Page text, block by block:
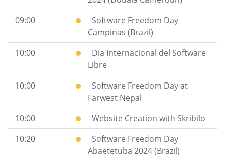
09:00
Software Freedom Day
Campinas (Brazil)
10:00
Dia Internacional del Software
Libre
10:00
Software Freedom Day at
Farwest Nepal
10:00
Website Creation with Skribilo
10:20
Software Freedom Day
Abaetetuba 2024 (Brazil)